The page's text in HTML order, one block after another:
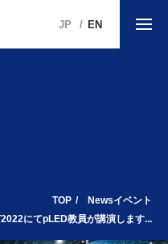
JP EN
TOP
Newsイベント
にてpLED教員が講演します...